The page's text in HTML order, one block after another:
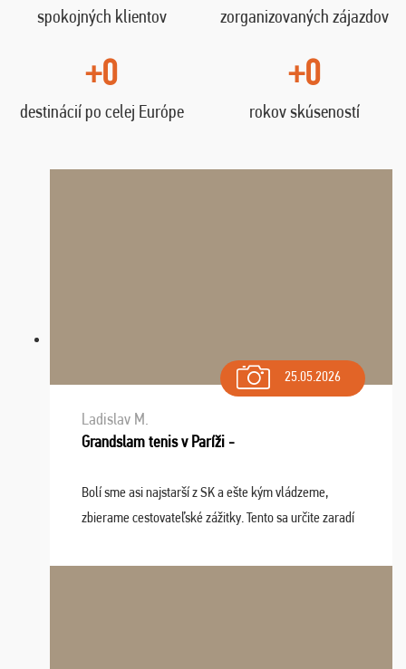
spokojných klientov zorganizovaných zájazdov
+0
destinácií po celej Európe
+0
rokov skúseností
25.05.2026
Ladislav M.
Grandslam tenis v Paríži -
Bolí sme asi najstarší z SK a ešte kým vládzeme,
zbierame cestovateľské zážitky. Tento sa určite zaradí
osudu - pohodový šefík Meďo, dobrá parti ...